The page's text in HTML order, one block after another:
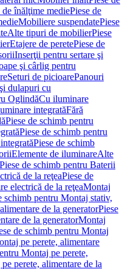
înălţime mediePiese de
Mobiliere suspendatePiese
Alte tipuri de mobilierPiese
Etajere de peretePiese de
Inserţii pentru sertare şi
şi cârlig pentru
Seturi de picioarePanouri
dulapuri cu
OglindăCu iluminare
integratăFără
Piese de schimb pentru
Piese de schimb pentru
Piese de schimb
Elemente de iluminareAlte
Piese de schimb pentru Baterii
de la reţeaPiese de
electrică de la reţeaMontaj
schimb pentru Montaj stativ,
de la generatorPiese
de la generatorMontaj
de schimb pentru Montaj
pe perete, alimentare
Montaj pe perete,
perete, alimentare de la